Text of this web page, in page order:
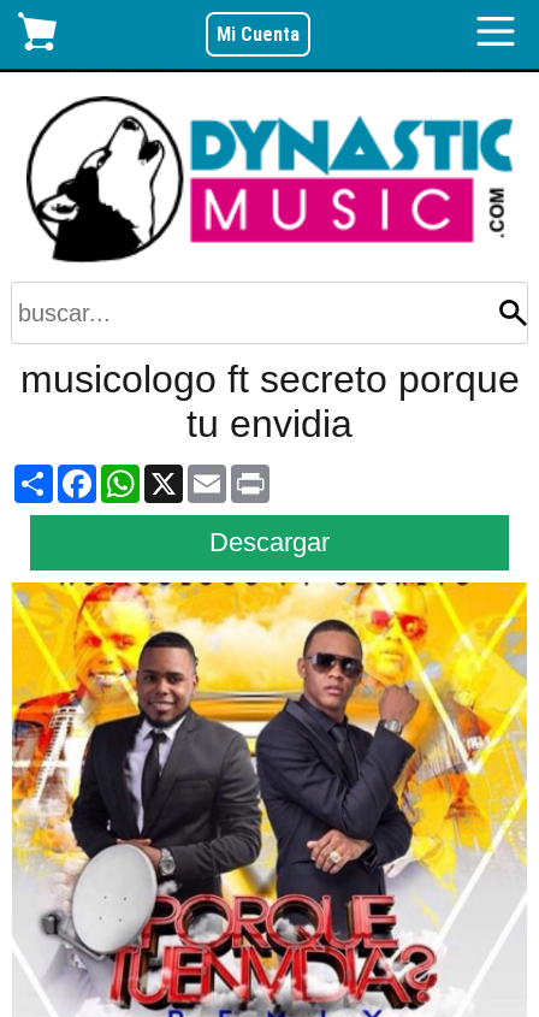
Mi Cuenta
musicologo ft secreto porque
tu envidia
ShareFacebookWhatsApp
X Email
Descargar